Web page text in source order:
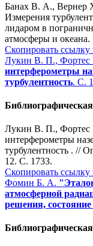
Банах В. А.,
Измерения
лидаром в
атмосферы и
Скопировать ссылку
Лукин В. П., Фортес
интерферометры
турбулентность. С.
Лукин В. П., Фортес
интерферометры
турбулентность . //
12. С. 1733.
Скопировать ссылку
Фомин Б. А.
атмосферной
решения,